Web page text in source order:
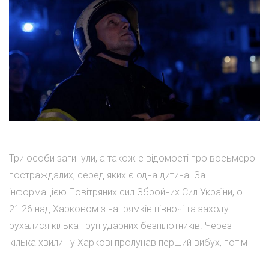
Три особи загинули, а також є відомості про восьмеро
постраждалих, серед яких є одна дитина. За
інформацією Повітряних сил Збройних Сил України, о
21:26 над Харковом з напрямків півночі та заходу
рухалися кілька груп ударних безпілотників. Через
кілька хвилин у Харкові пролунав перший вибух, потім